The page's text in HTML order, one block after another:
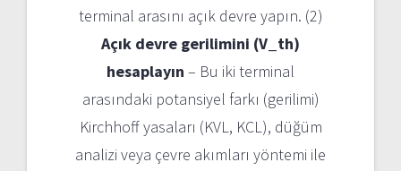
terminal arasını açık devre yapın. (2)
Açık devre gerilimini (V_th)
hesaplayın – Bu iki terminal
arasındaki potansiyel farkı (gerilimi)
Kirchhoff yasaları (KVL, KCL), düğüm
analizi veya çevre akımları yöntemi ile